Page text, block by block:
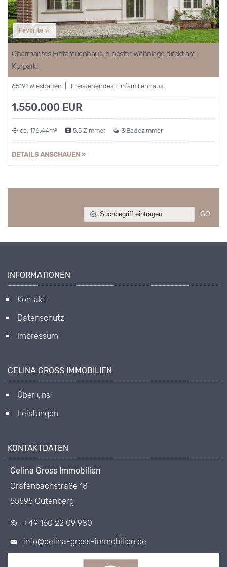
Favorite
Charmantes Einfamilienhaus in bester Wohnlage direkt am
Kurpark!
65191 Wiesbaden | Freistehendes Einfamilienhaus
1.550.000 EUR
ca. 176,44m² 5,5 Zimmer 3 Badezimmer
DETAILS ANSCHAUEN »
INFORMATIONEN
Kontakt
Datenschutz
Impressum
CELINA GROSS IMMOBILIEN
Über uns
Leistungen
KONTAKTDATEN
Celina Gross Immobilien
Gräfenbachstraße 18
55595 Gutenberg
+49 160 22 09 980
info@celina-gross-immobilien.de